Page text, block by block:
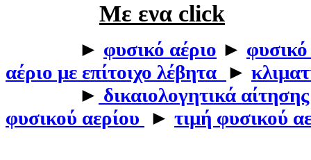
Με ενα click
► φυσικό αέριο ►
αέριο με επίτοιχο λέβητα ►
► δικαιολογητικά
φυσικού αερίου
► τιμή φυσικού